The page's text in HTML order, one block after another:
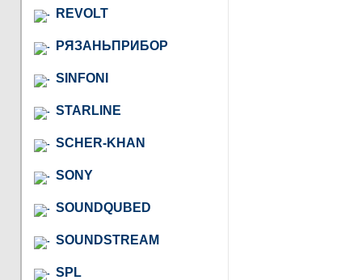
REVOLT
РЯЗАНЬПРИБОР
SINFONI
STARLINE
SCHER-KHAN
SONY
SOUNDQUBED
SOUNDSTREAM
SPL